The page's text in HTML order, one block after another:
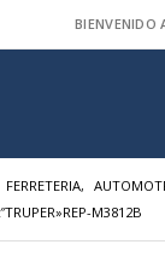
BIENVENIDO
FERRETERIA,
M3812B